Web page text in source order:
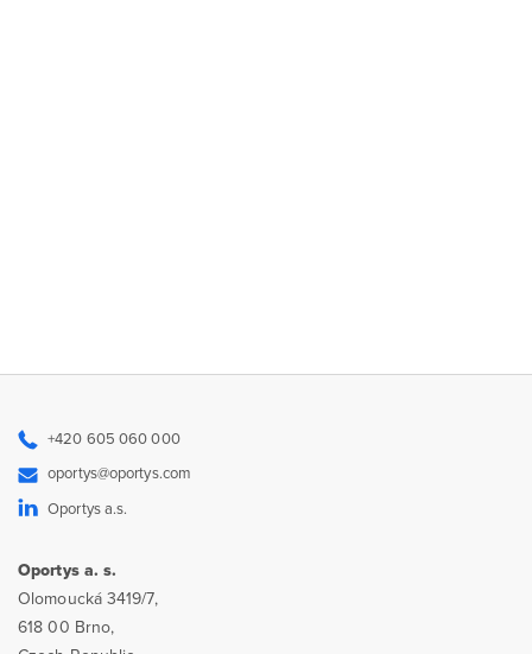
+420 605 060 000
oportys@oportys.com
Oportys a.s.
Oportys a. s.
Olomoucká 3419/7,
618 00 Brno,